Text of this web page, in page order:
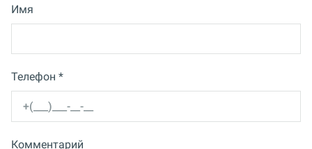
Имя
Телефон *
Комментарий